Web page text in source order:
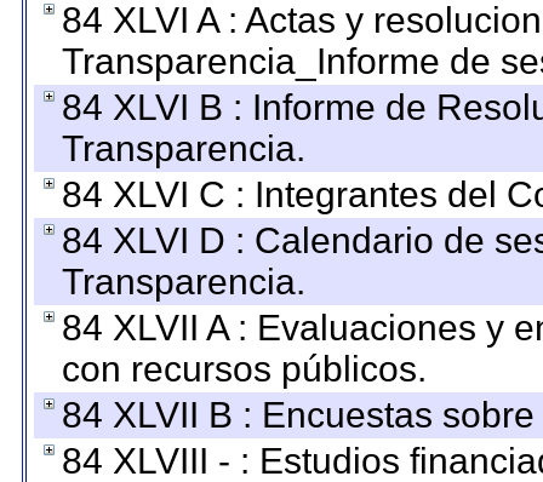
84 XLVI A : Actas y
Transparencia_Informe de
84 XLVI B : Informe de
Transparencia.
84 XLVI C : Integrantes del
84 XLVI D : Calendario de
Transparencia.
84 XLVII A : Evaluaciones y
con recursos públicos.
84 XLVII B : Encuestas
84 XLVIII - : Estudios